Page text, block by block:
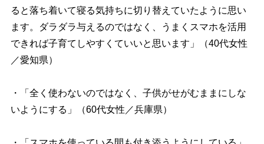
ると落ち着いて寝る気持ちに切り替えていたように思い
ます。ダラダラ与えるのではなく、うまくスマホを活用
できれば子育てしやすくていいと思います」（40代女性
／愛知県）
・「全く使わないのではなく、子供がせがむままにしな
いようにする」（60代女性／兵庫県）